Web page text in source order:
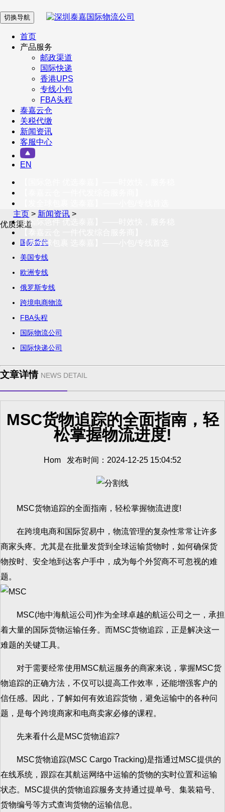
在 线 客 服
企业微信
订阅号
客户服务热线
400-098-5699
联系我们
切换导航
首页
产品服务
邮政渠道
国际快递
香港UPS
专线小包
FBA头程
泰嘉云仓
关税代缴
新闻资讯
客服中心
EN
【国际急件 优选泰嘉】——时效快，服务稳
【发全球包裹 选泰嘉】——小包/专线首选
主页 > 新闻资讯 >
优质渠道
国际货代
美国专线
欧洲专线
俄罗斯专线
跨境电商物流
FBA头程
国际物流公司
国际快递公司
文章详情 NEWS DETAIL
MSC货物追踪的全面指南，轻
松掌握物流进度!
Hom 发布时间：2024-12-25 15:04:52
MSC货物追踪的全面指南，轻松掌握物流进度!
在跨境电商和国际贸易中，物流管理的复杂性常常让许多
商家头疼。尤其是在批量发货到全球运输货物时，如何确保货
物按时、安全地到达客户手中，成为每个外贸商不可忽视的难
题。
MSC(地中海航运公司)作为全球卓越的航运公司之一，承担
着大量的国际货物运输任务。而MSC货物追踪，正是解决这一
难题的关键工具。
对于需要经常使用MSC航运服务的商家来说，掌握MSC货
物追踪的正确方法，不仅可以提高工作效率，还能增强客户的
信任感。因此，了解如何有效追踪货物，避免运输中的各种问
题，是每个跨境商家和电商卖家必修的课程。
先来看什么是MSC货物追踪?
MSC货物追踪(MSC Cargo Tracking)是指通过MSC提供的
在线系统，跟踪在其航运网络中运输的货物的实时位置和运输
状态。MSC提供的货物追踪服务支持通过提单号、集装箱号、
货物编号等方式查询货物的运输信息。